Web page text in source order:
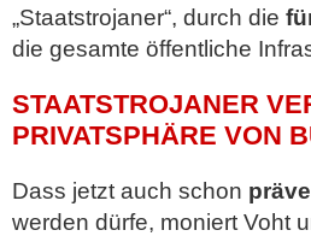
„Staatstrojaner“, durch die
die gesamte öffentliche
STAATSTROJANER
PRIVATSPHÄRE VON
Dass jetzt auch schon
werden dürfe, moniert Voht